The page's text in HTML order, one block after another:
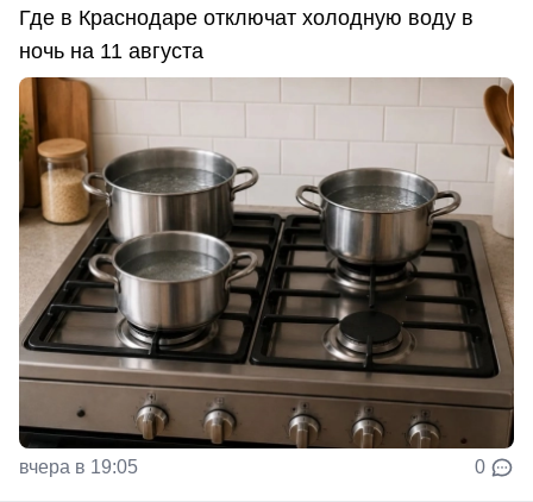
Где в Краснодаре отключат холодную воду в
ночь на 11 августа
вчера в 19:05 0